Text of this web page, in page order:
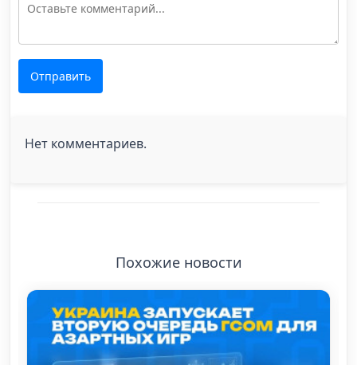
Отправить
Нет комментариев.
Похожие новости